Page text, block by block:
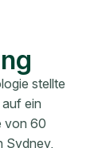
stellte
ein
von 60
Sydney,